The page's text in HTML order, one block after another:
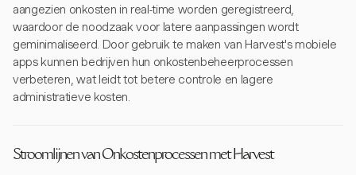
aangezien onkosten in real-time worden geregistreerd,
waardoor de noodzaak voor latere aanpassingen wordt
geminimaliseerd. Door gebruik te maken van Harvest's mobiele
apps kunnen bedrijven hun onkostenbeheerprocessen
verbeteren, wat leidt tot betere controle en lagere
administratieve kosten.
Stroomlijnen van Onkostenprocessen met Harvest